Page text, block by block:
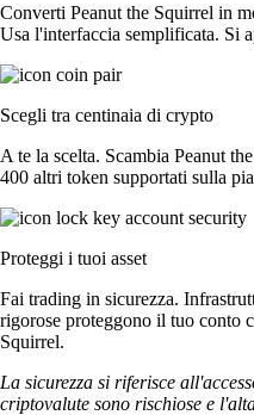
Converti Peanut the Squirrel in
Usa l'interfaccia semplificata. Si
Scegli tra centinaia di crypto
A te la scelta. Scambia Peanut
400 altri token supportati sulla
Proteggi i tuoi asset
Fai trading in sicurezza.
rigorose proteggono il tuo conto
Squirrel.
La sicurezza si riferisce
criptovalute sono rischiose e